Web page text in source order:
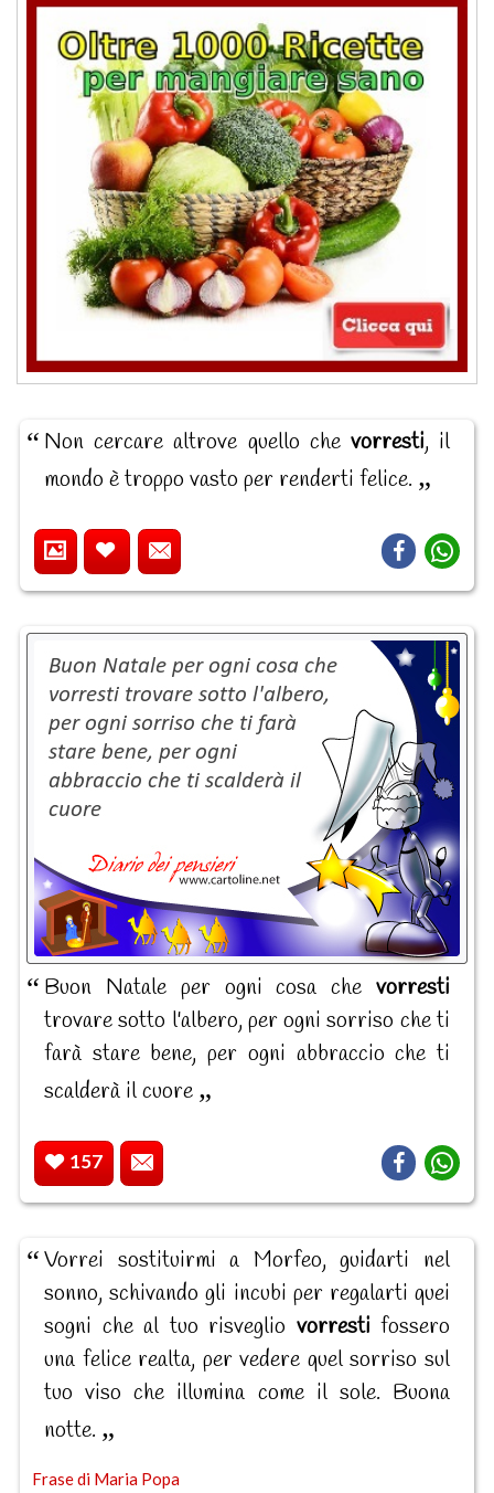
Non cercare altrove quello che vorresti, il
mondo è troppo vasto per renderti felice.
Buon Natale per ogni cosa che vorresti
trovare sotto l'albero, per ogni sorriso che ti
farà stare bene, per ogni abbraccio che ti
scalderà il cuore
157
Vorrei sostituirmi a Morfeo, guidarti nel
sonno, schivando gli incubi per regalarti quei
sogni che al tuo risveglio vorresti fossero
una felice realta, per vedere quel sorriso sul
tuo viso che illumina come il sole. Buona
notte.
Frase di Maria Popa